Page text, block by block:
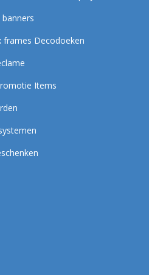
frames Decodoeken
Items